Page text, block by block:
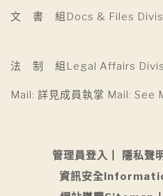
文 書 組Docs & Files
法 制 組Legal Affairs
Mail: 詳見成員執掌 Mail: See
管理員登入
隱私聲
資訊安全